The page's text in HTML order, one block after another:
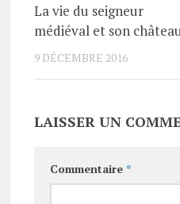
La vie du seigneur
médiéval et son château
9 DÉCEMBRE 2016
LAISSER UN
Commentaire *